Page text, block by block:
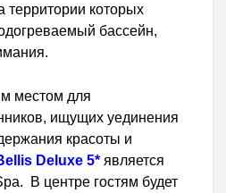
территории которых
бассейн,
местом для
ищущих уединения
красоты и
Deluxe 5* является
В центре гостям будет